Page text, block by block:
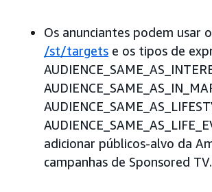
Os anunciantes podem usar
/st/targets e os tipos de
adicionar públicos-alvo da
campanhas de Sponsored TV.